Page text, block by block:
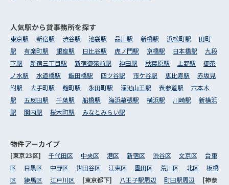
人気駅から貸事務所を探す
東京駅 新宿駅 渋谷駅 池袋駅 品川駅 新橋駅 浜松町駅
田町
駅
有楽町駅 銀座駅 日比谷駅 虎ノ門駅 京橋駅 日本橋駅
九段
下駅
新宿三丁目駅 新宿御苑前駅 神田駅 秋葉原駅 上野駅
御茶
ノ水駅
水道橋駅 飯田橋駅 四ツ谷駅 市ケ谷駅 恵比寿駅
赤坂見
附駅
大手町駅 麹町駅 永田町駅 溜池山王駅 表参道駅
六本木
駅
五反田駅 千葉駅 船橋駅 海浜幕張駅 横浜駅 川崎駅
新横浜
駅
関内駅 桜木町駅 みなとみらい駅
物件アーカイブ
[東京23区] 千代田区 中央区 港区 新宿区 渋谷区 文京区
台東
区
目黒区 中野区 世田谷区 江東区 墨田区 荒川区 北区
板橋
区
練馬区 江戸川区 [東京都下] 八王子駅周辺 町田駅周辺 [神奈